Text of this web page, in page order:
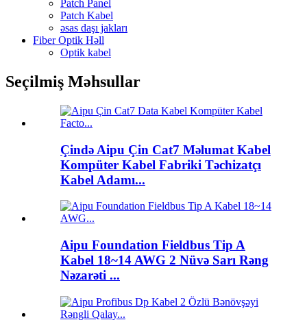
Patch Panel
Patch Kabel
əsas daşı jakları
Fiber Optik Həll
Optik kabel
Seçilmiş Məhsullar
Çində Aipu Çin Cat7 Məlumat Kabel
Kompüter Kabel Fabriki Təchizatçı
Kabel Adamı...
Aipu Foundation Fieldbus Tip A
Kabel 18~14 AWG 2 Nüvə Sarı Rəng
Nəzarəti ...